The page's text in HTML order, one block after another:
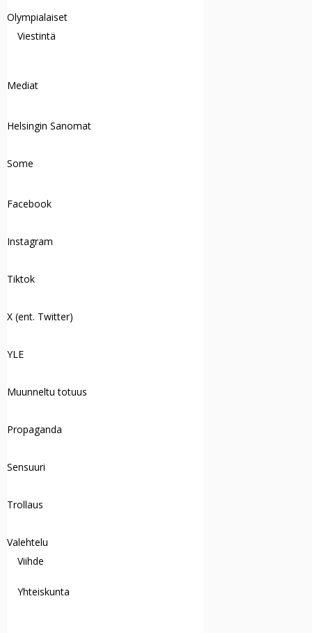
Olympialaiset
Viestintä
Mediat
Helsingin Sanomat
Some
Facebook
Instagram
Tiktok
X (ent. Twitter)
YLE
Muunneltu totuus
Propaganda
Sensuuri
Trollaus
Valehtelu
Viihde
Yhteiskunta